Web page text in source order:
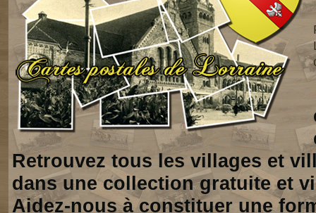
Retrouvez tous les villages et
dans une collection gratuite et
Aidez-nous à constituer une